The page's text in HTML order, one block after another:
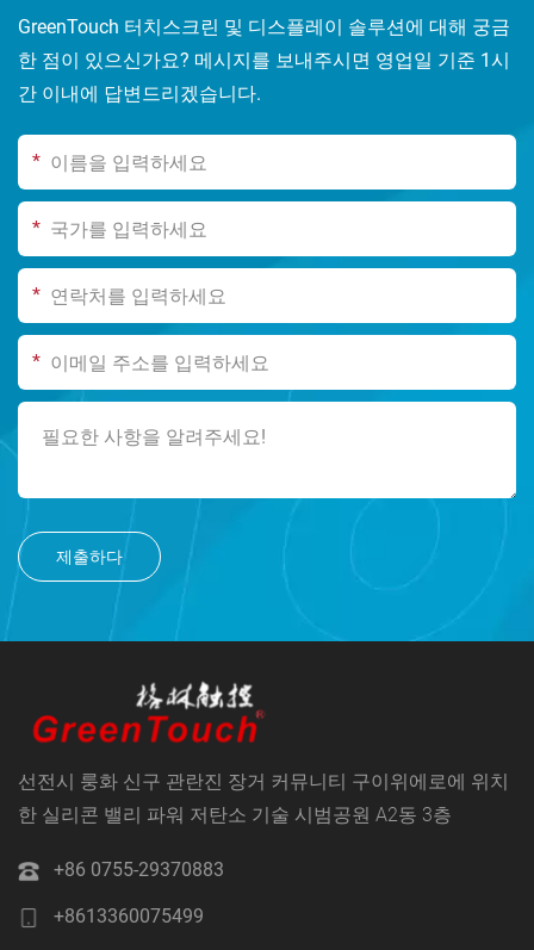
GreenTouch 터치스크린 및 디스플레이 솔루션에 대해 궁금
한 점이 있으신가요? 메시지를 보내주시면 영업일 기준 1시
간 이내에 답변드리겠습니다.
*
*
*
*
제출하다
선전시 룽화 신구 관란진 장거 커뮤니티 구이위에로에 위치
한 실리콘 밸리 파워 저탄소 기술 시범공원 A2동 3층
+86 0755-29370883
+8613360075499